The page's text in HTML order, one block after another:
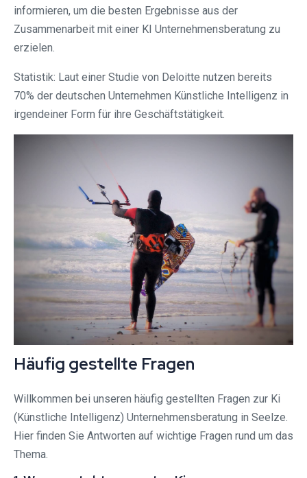
informieren, um die besten Ergebnisse aus der
Zusammenarbeit mit einer KI Unternehmensberatung zu
erzielen.
Statistik: Laut einer Studie von Deloitte nutzen bereits
70% der deutschen Unternehmen Künstliche Intelligenz in
irgendeiner Form für ihre Geschäftstätigkeit.
Häufig gestellte Fragen
Willkommen bei unseren häufig gestellten Fragen zur Ki
(Künstliche Intelligenz) Unternehmensberatung in Seelze.
Hier finden Sie Antworten auf wichtige Fragen rund um das
Thema.